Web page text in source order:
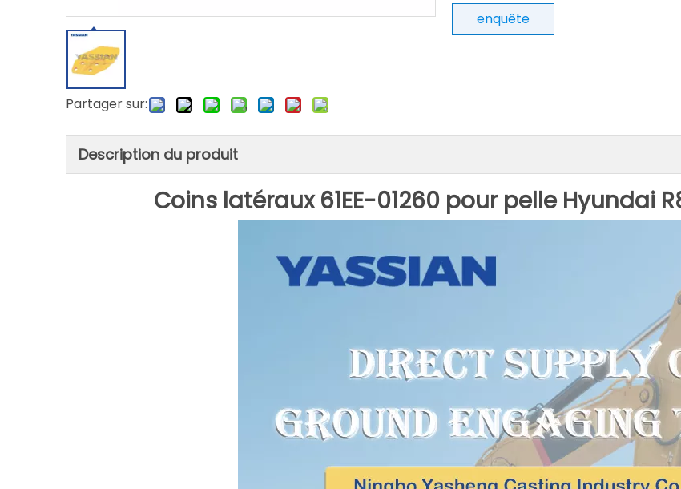
Partager sur:
enquête
Description du produit
Coins latéraux 61EE-01260 pour pelle Hyundai